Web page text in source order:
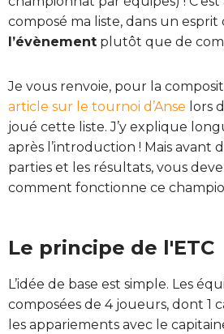
composé ma liste, dans un esprit
l’évènement plutôt que de
Je vous renvoie, pour la
article sur le tournoi d’Anse lors
joué cette liste. J’y explique
après l’introduction ! Mais avant
parties et les résultats, vous
comment fonctionne ce
Le principe de l'ETC
L’idée de base est simple. Les
composées de 4 joueurs, dont 1
les appariements avec le